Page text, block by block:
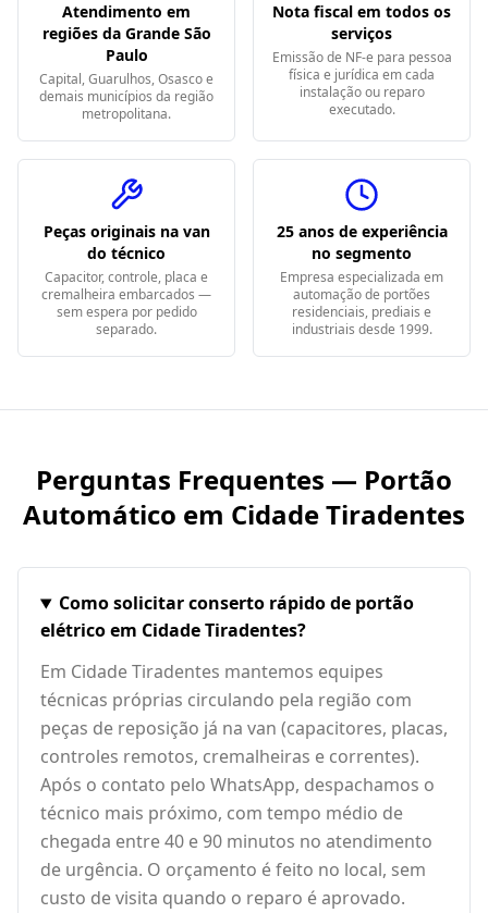
Atendimento em
regiões da Grande São
Paulo
Capital, Guarulhos, Osasco e
demais municípios da região
metropolitana.
Nota fiscal em todos os
serviços
Emissão de NF-e para pessoa
física e jurídica em cada
instalação ou reparo
executado.
Peças originais na van
do técnico
Capacitor, controle, placa e
cremalheira embarcados —
sem espera por pedido
separado.
25 anos de experiência
no segmento
Empresa especializada em
automação de portões
residenciais, prediais e
industriais desde 1999.
Perguntas Frequentes — Portão
Automático em Cidade Tiradentes
Como solicitar conserto rápido de portão
elétrico em Cidade Tiradentes?
Em Cidade Tiradentes mantemos equipes
técnicas próprias circulando pela região com
peças de reposição já na van (capacitores, placas,
controles remotos, cremalheiras e correntes).
Após o contato pelo WhatsApp, despachamos o
técnico mais próximo, com tempo médio de
chegada entre 40 e 90 minutos no atendimento
de urgência. O orçamento é feito no local, sem
custo de visita quando o reparo é aprovado.